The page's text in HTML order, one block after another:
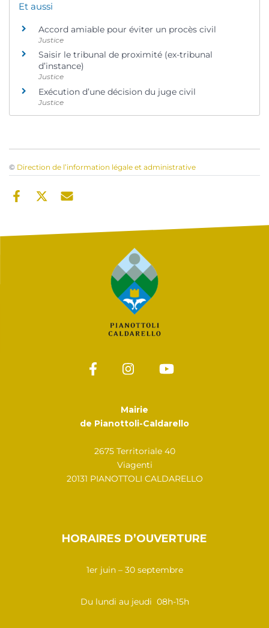
Et aussi
Accord amiable pour éviter un procès civil
Justice
Saisir le tribunal de proximité (ex-tribunal
d’instance)
Justice
Exécution d’une décision du juge civil
Justice
© Direction de l’information légale et administrative
Mairie
de Pianottoli-Caldarello
2675 Territoriale 40
Viagenti
20131 PIANOTTOLI CALDARELLO
HORAIRES D’OUVERTURE
1er juin – 30 septembre
Du lundi au jeudi 08h-15h